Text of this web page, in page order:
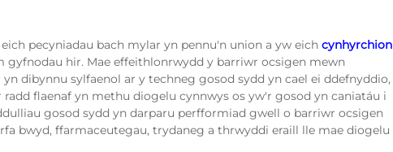
pecyniadau bach mylar yn pennu'n union a yw eich cynhyrchion
gyfnodau hir. Mae effeithlonrwydd y barriwr ocsigen mewn
dibynnu sylfaenol ar y techneg gosod sydd yn cael ei ddefnyddio,
flaenaf yn methu diogelu cynnwys os yw'r gosod yn caniatáu i
gosod sydd yn darparu perfformiad gwell o barriwr ocsigen
bwyd, ffarmaceutegau, trydaneg a thrwyddi eraill lle mae diogelu